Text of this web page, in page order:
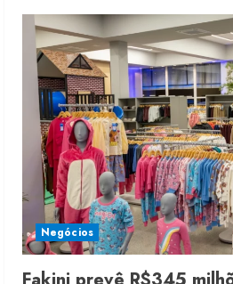
Negócios